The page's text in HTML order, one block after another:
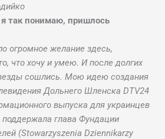
так понимаю, пришлось
огромное желание здесь,
что хочу и умею. И после долгих
сошлись. Мою идею создания
Дольнего Шленска DTV24
выпуска для украинцев
глава Фундации
(Stowarzyszenia Dziennikarzy